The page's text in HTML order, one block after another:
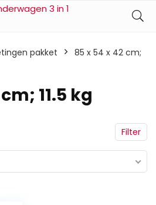
pakket
‎85 x 54 x 42 cm;
11.5 kg
Filter